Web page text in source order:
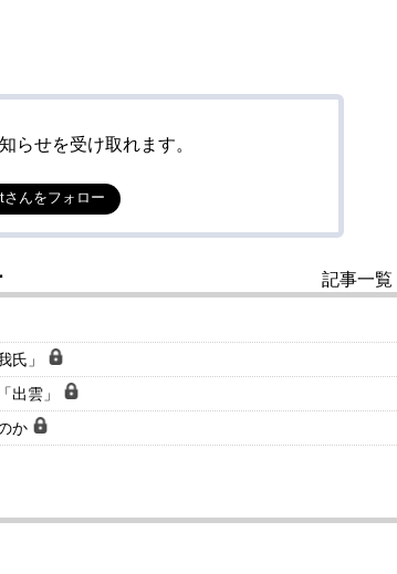
らせを受け取れます。
さんをフォロー
記事一覧
氏」
出雲」
か